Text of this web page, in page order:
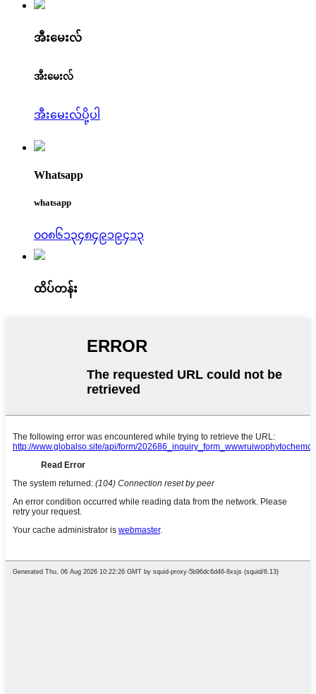
အီးမေးလ်
အီးမေးလ်
အီးမေးလ်ပို့ပါ
Whatsapp
whatsapp
၀၀၈၆၁၃၄၈၄၉၁၉၄၁၃
ထိပ်တန်း